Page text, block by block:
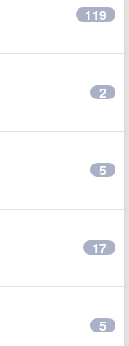
119
2
5
17
5